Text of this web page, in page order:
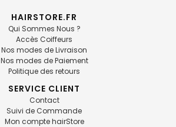
HAIRSTORE.FR
Qui Sommes Nous ?
Accès Coiffeurs
Nos modes de Livraison
Nos modes de Paiement
Politique des retours
SERVICE CLIENT
Contact
Suivi de Commande
Mon compte hairStore